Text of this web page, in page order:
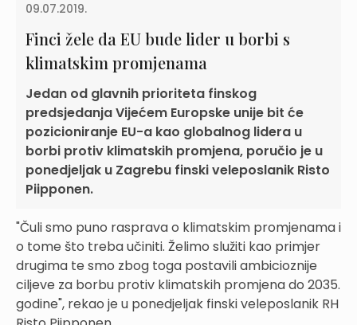
09.07.2019.
Finci žele da EU bude lider u borbi s
klimatskim promjenama
Jedan od glavnih prioriteta finskog
predsjedanja Vijećem Europske unije bit će
pozicioniranje EU-a kao globalnog lidera u
borbi protiv klimatskih promjena, poručio je u
ponedjeljak u Zagrebu finski veleposlanik Risto
Piipponen.
"Čuli smo puno rasprava o klimatskim promjenama i
o tome što treba učiniti. Želimo služiti kao primjer
drugima te smo zbog toga postavili ambicioznije
ciljeve za borbu protiv klimatskih promjena do 2035.
godine", rekao je u ponedjeljak finski veleposlanik RH